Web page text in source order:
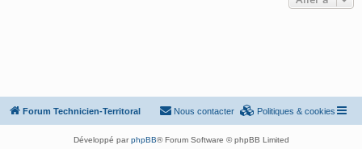
Forum Technicien-Territoral Politiques & cookies
Nous contacter
Développé parphpBB® Forum Software © phpBB Limited